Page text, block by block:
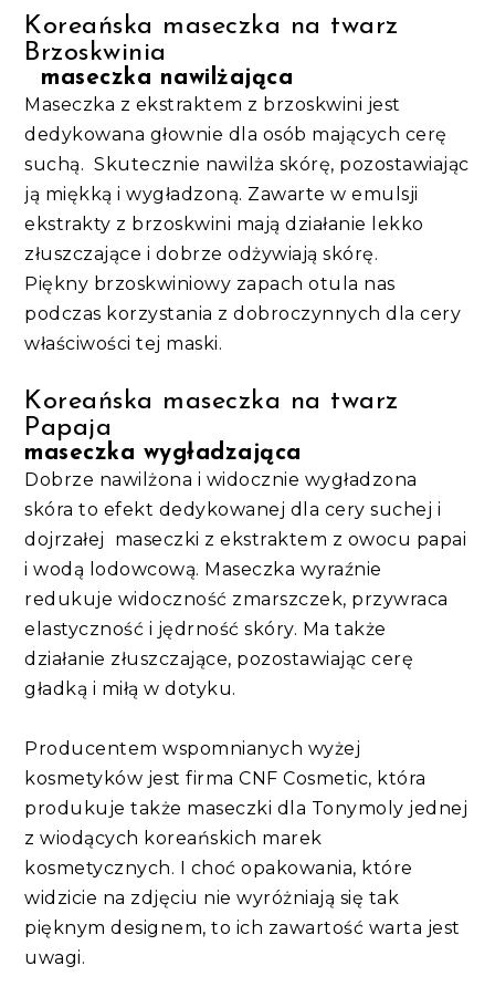
Koreańska maseczka na twarz
Brzoskwinia
maseczka nawilżająca
Maseczka z ekstraktem z brzoskwini jest
dedykowana głownie dla osób mających cerę
suchą. Skutecznie nawilża skórę, pozostawiając
ją miękką i wygładzoną. Zawarte w emulsji
ekstrakty z brzoskwini mają działanie lekko
złuszczające i dobrze odżywiają skórę.
Piękny brzoskwiniowy zapach otula nas
podczas korzystania z dobroczynnych dla cery
właściwości tej maski.
Koreańska maseczka na twarz
Papaja
maseczka wygładzająca
Dobrze nawilżona i widocznie wygładzona
skóra to efekt dedykowanej dla cery suchej i
dojrzałej maseczki z ekstraktem z owocu papai
i wodą lodowcową. Maseczka wyraźnie
redukuje widoczność zmarszczek, przywraca
elastyczność i jędrność skóry. Ma także
działanie złuszczające, pozostawiając cerę
gładką i miłą w dotyku.
Producentem wspomnianych wyżej
kosmetyków jest firma CNF Cosmetic, która
produkuje także maseczki dla Tonymoly jednej
z wiodących koreańskich marek
kosmetycznych. I choć opakowania, które
widzicie na zdjęciu nie wyróżniają się tak
pięknym designem, to ich zawartość warta jest
uwagi.